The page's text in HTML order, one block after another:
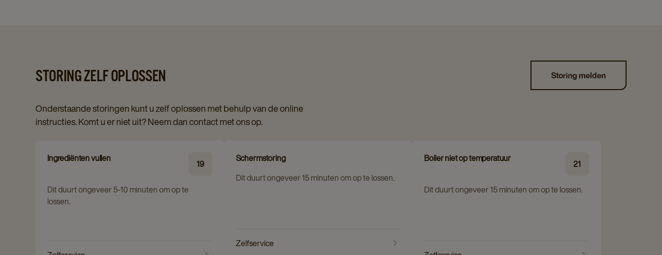
STORING ZELF OPLOSSEN Storing melden
Onderstaande storingen kunt u zelf oplossen met behulp van de online
instructies. Komt u er niet uit? Neem dan contact met ons op.
Ingrediënten vullen 19
Dit duurt ongeveer 5-10 minuten om op te
lossen.
Schermstoring
Dit duurt ongeveer 15 minuten om op te lossen.
Zelfservice
Boiler niet op temperatuur 21
Dit duurt ongeveer 15 minuten om op te lossen.